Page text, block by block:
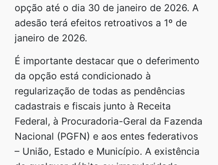
opção até o dia 30 de janeiro de 2026. A
adesão terá efeitos retroativos a 1º de
janeiro de 2026.
É importante destacar que o deferimento
da opção está condicionado à
regularização de todas as pendências
cadastrais e fiscais junto à Receita
Federal, à Procuradoria-Geral da Fazenda
Nacional (PGFN) e aos entes federativos
– União, Estado e Município. A existência